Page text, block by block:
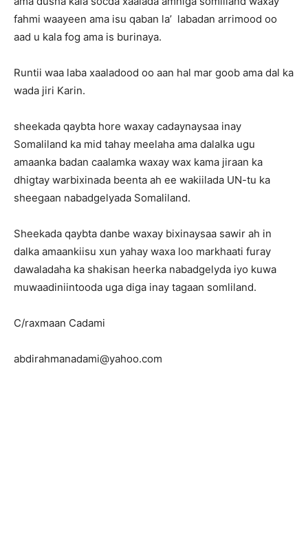
fahmi waayeen ama isu qaban la’ labadan arrimood oo
aad u kala fog ama is burinaya.
Runtii waa laba xaaladood oo aan hal mar goob ama dal ka
wada jiri Karin.
sheekada qaybta hore waxay cadaynaysaa inay
Somaliland ka mid tahay meelaha ama dalalka ugu
amaanka badan caalamka waxay wax kama jiraan ka
dhigtay warbixinada beenta ah ee wakiilada UN-tu ka
sheegaan nabadgelyada Somaliland.
Sheekada qaybta danbe waxay bixinaysaa sawir ah in
dalka amaankiisu xun yahay waxa loo markhaati furay
dawaladaha ka shakisan heerka nabadgelyda iyo kuwa
muwaadiniintooda uga diga inay tagaan somliland.
C/raxmaan Cadami
abdirahmanadami@yahoo.com